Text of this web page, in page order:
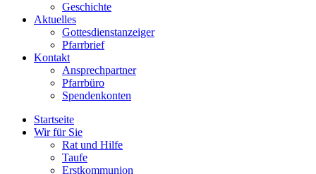
Geschichte
Aktuelles
Gottesdienstanzeiger
Pfarrbrief
Kontakt
Ansprechpartner
Pfarrbüro
Spendenkonten
Startseite
Wir für Sie
Rat und Hilfe
Taufe
Erstkommunion